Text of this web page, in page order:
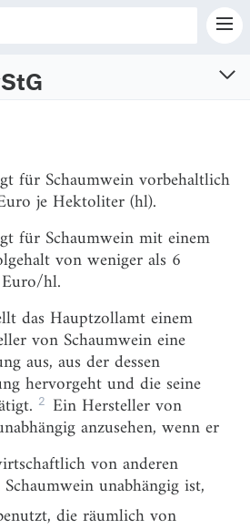
(BGBl. I S. 1838)
zu erlassen.
für Schaumwein vorbehaltlich
je Hektoliter (hl).
für Schaumwein mit einem
von weniger als 6
hl.
das Hauptzollamt einem
von Schaumwein eine
aus, aus der dessen
hervorgeht und die seine
2 Ein Hersteller von
anzusehen, wenn er
von anderen
unabhängig ist,
die räumlich von